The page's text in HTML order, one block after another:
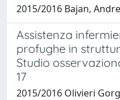
2015/2016 Bajan,
Assistenza
profughe in
Studio
17
2015/2016 Olivieri